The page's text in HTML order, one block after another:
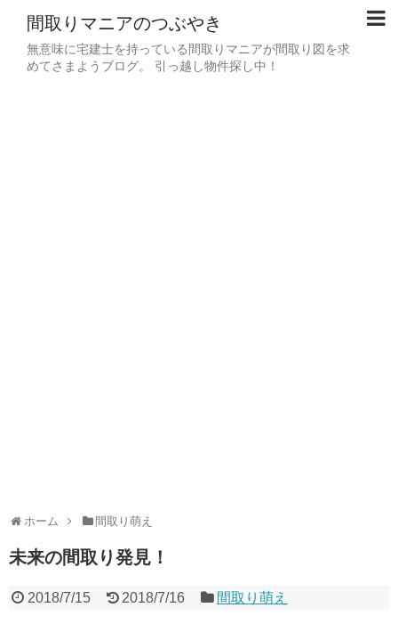
間取りマニアのつぶやき
無意味に宅建士を持っている間取りマニアが間取り図を求
めてさまようブログ。 引っ越し物件探し中！
ホーム 間取り萌え
未来の間取り発見︎！
2018/7/15 2018/7/16 間取り萌え